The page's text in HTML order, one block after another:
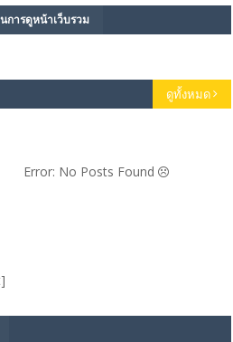
การดูหน้าเว็บรวม
ดูทั้งหมด
Error: No Posts Found